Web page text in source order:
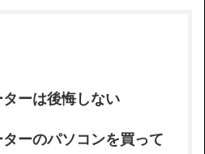
ーは後悔しない
ーのパソコンを買って